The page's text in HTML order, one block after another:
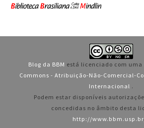
Blog da BBM está licenciado com uma
Commons - Atribuição-Não-Comercial-
Internacional .
Podem estar disponíveis
concedidas no âmbito desta
http://